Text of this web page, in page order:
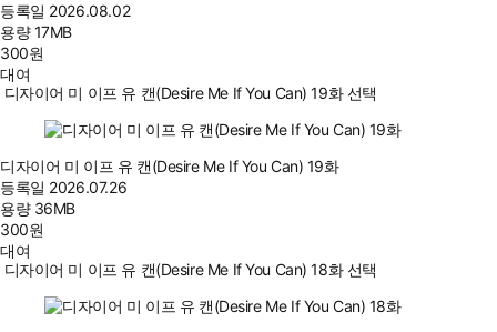
등록일 2026.08.02
용량17MB
300원
대여
디자이어 미 이프 유 캔(Desire Me If You Can) 19화 선택
디자이어 미 이프 유 캔(Desire Me If You Can) 19화
등록일 2026.07.26
용량 36MB
300원
대여
디자이어 미 이프 유 캔(Desire Me If You Can) 18화 선택